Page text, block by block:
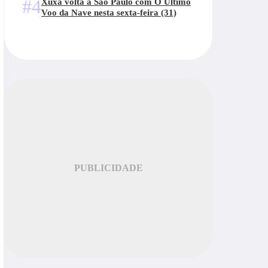
#4Voo da Nave nesta sexta-feira (31)
PUBLICIDADE